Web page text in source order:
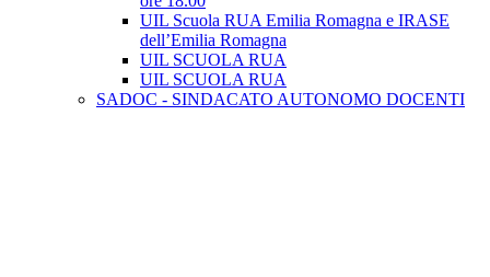
UIL Scuola RUA Emilia Romagna e IRASE
dell’Emilia Romagna
UIL SCUOLA RUA
UIL SCUOLA RUA
SADOC - SINDACATO AUTONOMO DOCENTI